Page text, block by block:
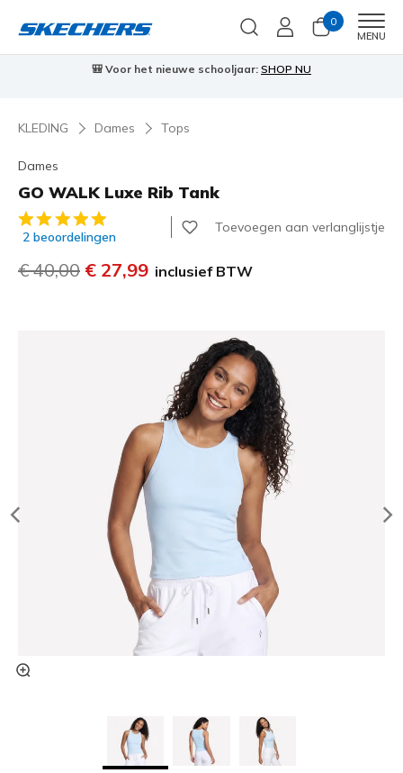
0
MENU
🎒 Voor het nieuwe schooljaar: SHOP NU
KLEDING Dames Tops
Dames
GO WALK Luxe Rib Tank
3,7 van de 5 klantbeoordelingen
2 beoordelingen
Toevoegen aan verlanglijstje
Prijs verlaagd van
€ 40,00 naar
€ 27,99 inclusief BTW